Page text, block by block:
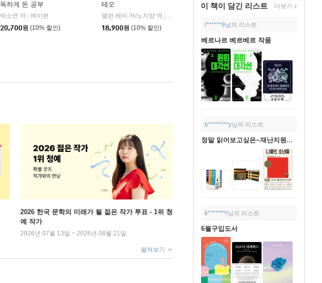
이 책이 담긴 리스트 더보기
l******9님의 리스트
베르나르 베르베르 작품
b********y님의 리스트
정말 읽어보고싶은~재난지원금 후원
k*******r님의 리스트
6월구입도서
현대지성
독하게 돈 공부
박소연 저
메이븐
20,700원 (10% 할인)
테오
앨런 레비 저/노지양 역
오팬하우스
18,900원 (10% 할인)
2026 한국 문학의 미래가 될 젊은 작가 투표 - 1위 청
예 작가
2026년 07월 13일 ~ 2026년 08월 21일
펼쳐보기